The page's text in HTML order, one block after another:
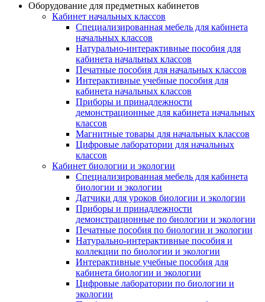
Оборудование для предметных кабинетов
Кабинет начальных классов
Специализированная мебель для кабинета
начальных классов
Натурально-интерактивные пособия для
кабинета начальных классов
Печатные пособия для начальных классов
Интерактивные учебные пособия для
кабинета начальных классов
Приборы и принадлежности
демонстрационные для кабинета начальных
классов
Магнитные товары для начальных классов
Цифровые лаборатории для начальных
классов
Кабинет биологии и экологии
Специализированная мебель для кабинета
биологии и экологии
Датчики для уроков биологии и экологии
Приборы и принадлежности
демонстрационные по биологии и экологии
Печатные пособия по биологии и экологии
Натурально-интерактивные пособия и
коллекции по биологии и экологии
Интерактивные учебные пособия для
кабинета биологии и экологии
Цифровые лаборатории по биологии и
экологии